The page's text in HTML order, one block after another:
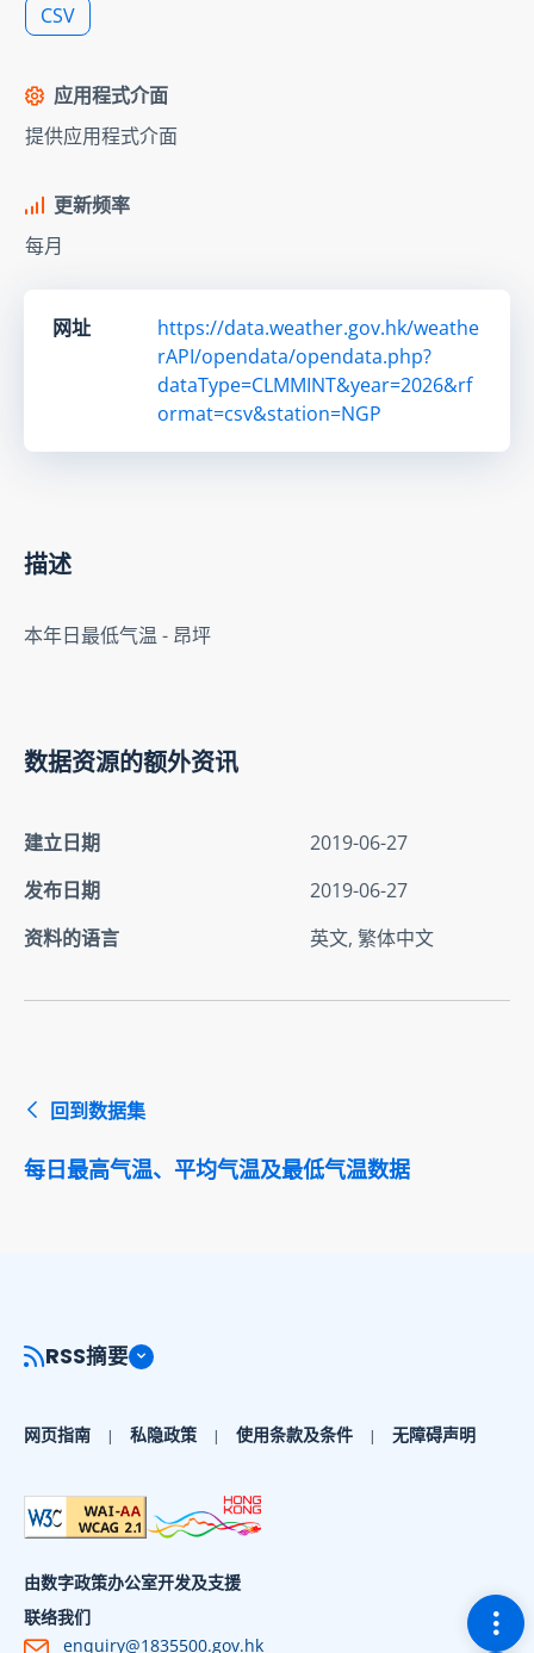
CSV
应用程式介面
提供应用程式介面
更新频率
每月
网址
https://data.weather.gov.hk/weathe
rAPI/opendata/opendata.php?
dataType=CLMMINT&year=2026&rf
ormat=csv&station=NGP
描述
本年日最低气温 - 昂坪
数据资源的额外资讯
建立日期
2019-06-27
发布日期
2019-06-27
资料的语言
英文, 繁体中文
回到数据集
每日最高气温、平均气温及最低气温数据
切
RSS摘要
网页指南 私隐政策 使用条款及条件 无障碍声明
由数字政策办公室开发及支援
联络我们
enquiry@1835500.gov.hk